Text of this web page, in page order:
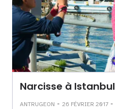
Narcisse à Istanbul
ANTRUGEON - 26 FÉVRIER 2017 -